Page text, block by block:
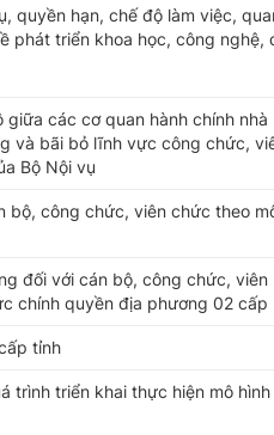
quyền hạn, chế độ làm việc,
phát triển khoa học, công nghệ,
các cơ quan hành chính nhà
và bãi bỏ lĩnh vực công chức,
Bộ Nội vụ
bộ, công chức, viên chức theo
đối với cán bộ, công chức, viên
chính quyền địa phương 02 cấp
tỉnh
trình triển khai thực hiện mô hình